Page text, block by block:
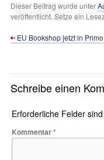
Dieser Beitrag wurde unter
veröffentlicht. Setze ein
EU Bookshop jetzt in Primo
Schreibe einen
Erforderliche Felder
Kommentar*